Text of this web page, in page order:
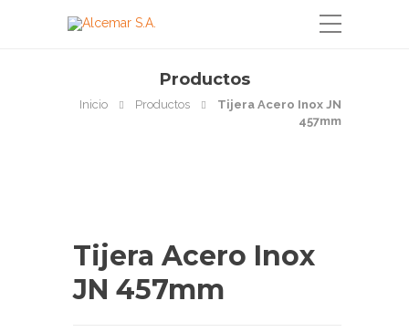
Productos
Inicio Productos
Tijera Acero Inox JN
457mm
Tijera Acero Inox
JN 457mm